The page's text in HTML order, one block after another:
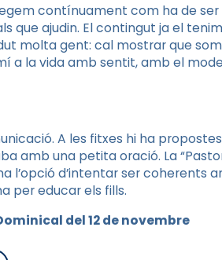
contínuament com ha de ser
que ajudin. El contingut ja el tenim
molta gent: cal mostrar que som
a la vida amb sentit, amb el
A les fitxes hi ha propostes
amb una petita oració. La
l’opció d’intentar ser coherents
per educar els fills.
del 12 de novembre